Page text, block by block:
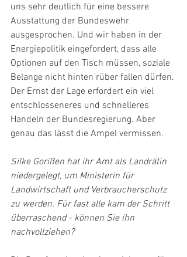
uns sehr deutlich für eine bessere
Ausstattung der Bundeswehr
ausgesprochen. Und wir haben in der
Energiepolitik eingefordert, dass alle
Optionen auf den Tisch müssen, soziale
Belange nicht hinten rüber fallen dürfen.
Der Ernst der Lage erfordert ein viel
entschlosseneres und schnelleres
Handeln der Bundesregierung. Aber
genau das lässt die Ampel vermissen.
Silke Gorißen hat ihr Amt als Landrätin
niedergelegt, um Ministerin für
Landwirtschaft und Verbraucherschutz
zu werden. Für fast alle kam der Schritt
überraschend - können Sie ihn
nachvollziehen?